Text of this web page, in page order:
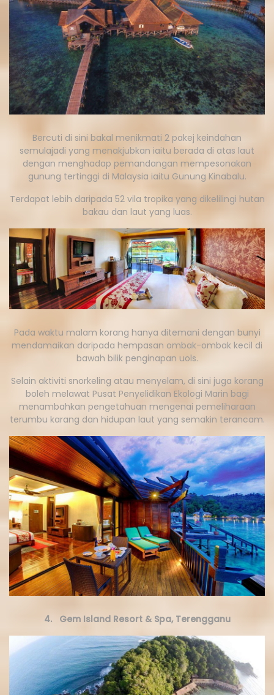
Bercuti di sini bakal menikmati 2 pakej keindahan
semulajadi yang menakjubkan iaitu berada di atas laut
dengan menghadap pemandangan mempesonakan
gunung tertinggi di Malaysia iaitu Gunung Kinabalu.
Terdapat lebih daripada 52 vila tropika yang dikelilingi hutan
bakau dan laut yang luas.
Pada waktu malam korang hanya ditemani dengan bunyi
mendamaikan daripada hempasan ombak-ombak kecil di
bawah bilik penginapan uols.
Selain aktiviti snorkeling atau menyelam, di sini juga korang
boleh melawat Pusat Penyelidikan Ekologi Marin bagi
menambahkan pengetahuan mengenai pemeliharaan
terumbu karang dan hidupan laut yang semakin terancam.
4. Gem Island Resort & Spa, Terengganu